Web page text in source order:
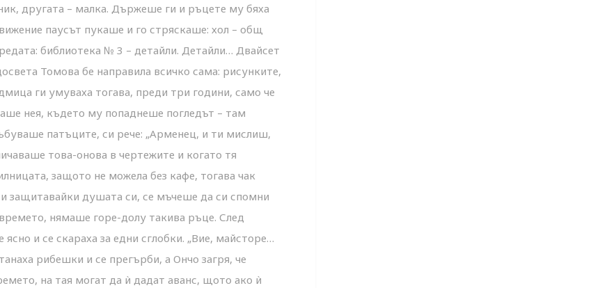
другата – малка. Държеше ги и ръцете му бяха
паусът пукаше и го стряскаше: хол – общ
библиотека № 3 – детайли. Детайли… Двайсет
Томова бе направила всичко сама: рисунките,
ги умуваха тогава, преди три години, само че
нея, където му попаднеше погледът – там
патъците, си рече: „Арменец, и ти мислиш,
това-онова в чертежите и когато тя
защото не можела без кафе, тогава чак
и защитавайки душата си, се мъчеше да си спомни
нямаше горе-долу такива ръце. След
и се скараха за едни сглобки. „Вие, майсторе…
рибешки и се прегърби, а Ончо загря, че
на тая могат да ѝ дадат аванс, щото ако ѝ